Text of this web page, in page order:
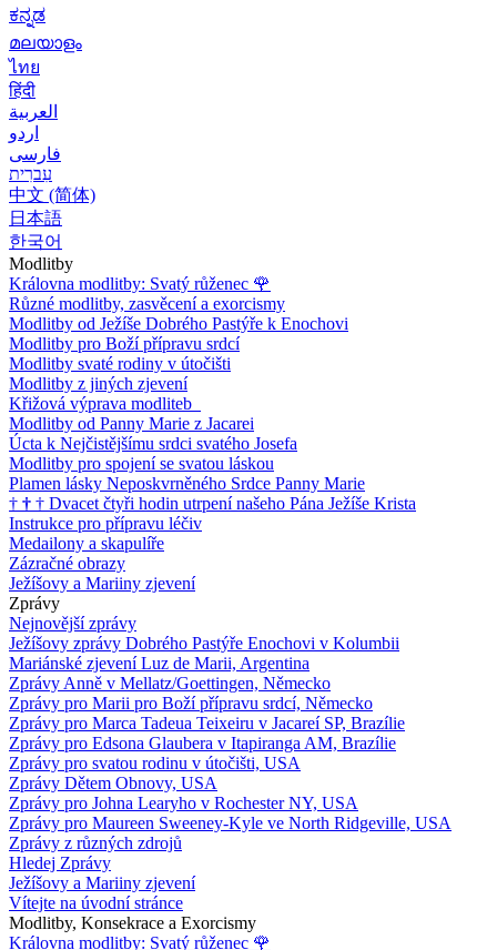
ಕನ್ನಡ
മലയാളം
ไทย
हिंदी
العربية
اردو
فارسی
עִברִית
中文 (简体)
日本語
한국어
Modlitby
Královna modlitby: Svatý růženec 🌹
Různé modlitby, zasvěcení a exorcismy
Modlitby od Ježíše Dobrého Pastýře k Enochovi
Modlitby pro Boží přípravu srdcí
Modlitby svaté rodiny v útočišti
Modlitby z jiných zjevení
Křižová výprava modliteb
Modlitby od Panny Marie z Jacarei
Úcta k Nejčistějšímu srdci svatého Josefa
Modlitby pro spojení se svatou láskou
Plamen lásky Neposkvrněného Srdce Panny Marie
† † † Dvacet čtyři hodin utrpení našeho Pána Ježíše Krista
Instrukce pro přípravu léčiv
Medailony a skapulíře
Zázračné obrazy
Ježíšovy a Mariiny zjevení
Zprávy
Nejnovější zprávy
Ježíšovy zprávy Dobrého Pastýře Enochovi v Kolumbii
Mariánské zjevení Luz de Marii, Argentina
Zprávy Anně v Mellatz/Goettingen, Německo
Zprávy pro Marii pro Boží přípravu srdcí, Německo
Zprávy pro Marca Tadeua Teixeiru v Jacareí SP, Brazílie
Zprávy pro Edsona Glaubera v Itapiranga AM, Brazílie
Zprávy pro svatou rodinu v útočišti, USA
Zprávy Dětem Obnovy, USA
Zprávy pro Johna Learyho v Rochester NY, USA
Zprávy pro Maureen Sweeney-Kyle ve North Ridgeville, USA
Zprávy z různých zdrojů
Hledej Zprávy
Ježíšovy a Mariiny zjevení
Vítejte na úvodní stránce
Modlitby, Konsekrace a Exorcismy
Královna modlitby: Svatý růženec 🌹